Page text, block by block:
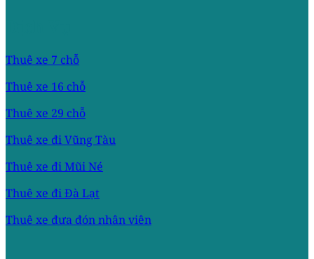
Thuê xe 7 chỗ
Thuê xe 16 chỗ
Thuê xe 29 chỗ
Thuê xe đi Vũng Tàu
Thuê xe đi Mũi Né
Thuê xe đi Đà Lạt
Thuê xe đưa đón nhân viên